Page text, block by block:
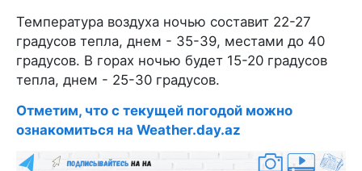
Температура воздуха ночью составит 22-27
градусов тепла, днем - 35-39, местами до 40
градусов. В горах ночью будет 15-20 градусов
тепла, днем - 25-30 градусов.
Отметим, что с текущей погодой можно
ознакомиться на Weather.day.az